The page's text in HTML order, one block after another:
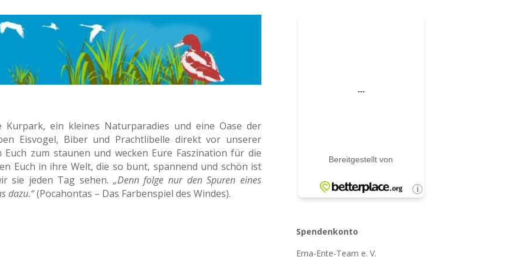
ein kleines Naturparadies und eine Oase der
Eisvogel, Biber und Prachtlibelle direkt vor unserer
zum staunen und wecken Eure Faszination für die
Euch in ihre Welt, die so bunt, spannend und schön ist
sie jeden Tag sehen. „Denn folge nur den Spuren eines
dazu.“(Pocahontas – Das Farbenspiel des Windes).
Spendenkonto
Erna-Ente-Team e. V.